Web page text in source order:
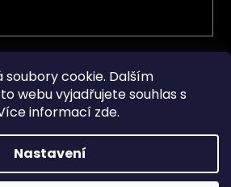
cookie. Dalším
webu vyjadřujete souhlas s
informací zde.
Nastavení